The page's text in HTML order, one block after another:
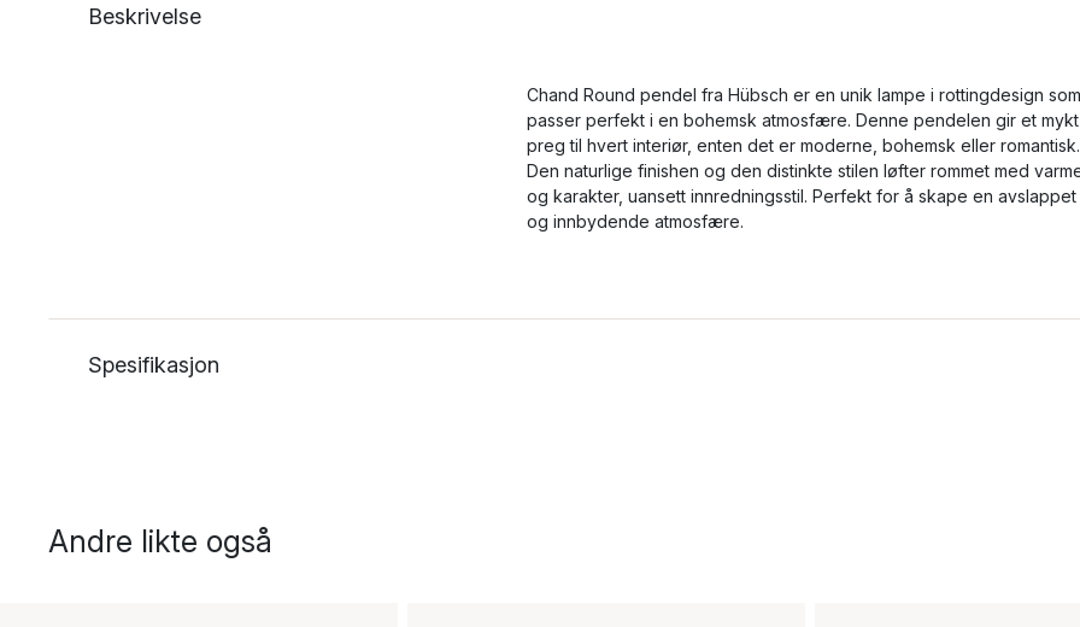
Beskrivelse
Chand Round pendel fra Hübsch er en unik lampe i rottingdesign som
passer perfekt i en bohemsk atmosfære. Denne pendelen gir et mykt
preg til hvert interiør, enten det er moderne, bohemsk eller romantisk.
Den naturlige finishen og den distinkte stilen løfter rommet med
og karakter, uansett innredningsstil. Perfekt for å skape en avslappet
og innbydende atmosfære.
Spesifikasjon
Andre likte også